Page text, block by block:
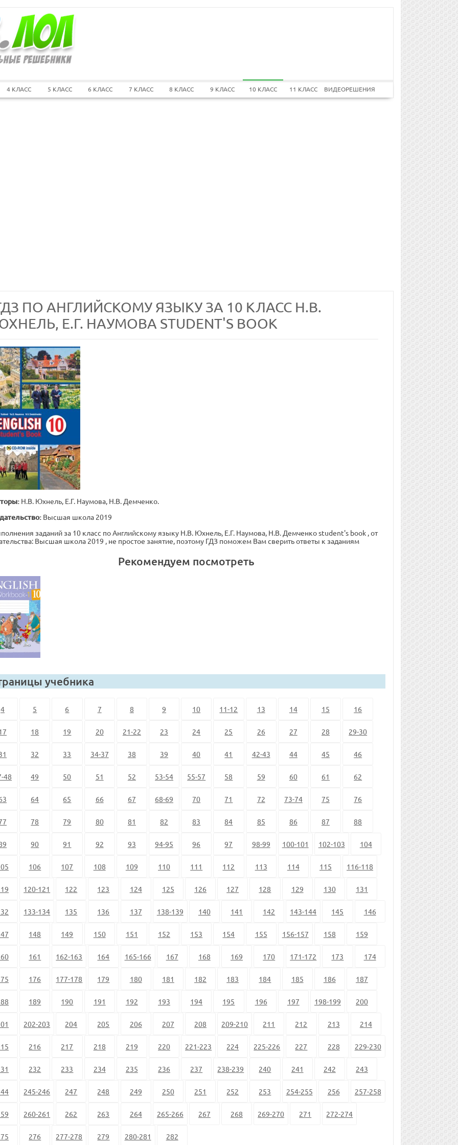
4 КЛАСС 5 КЛАСС 6 КЛАСС 7 КЛАСС 8 КЛАСС 9 КЛАСС 10 КЛАСС 11 КЛАСС ВИДЕОРЕШЕНИЯ
ПО АНГЛИЙСКОМУ ЯЗЫКУ ЗА 10 КЛАСС Н.В.
Е.Г. НАУМОВА STUDENT'S BOOK
Н.В. Юхнель, Е.Г. Наумова, Н.В. Демченко.
Высшая школа 2019
заданий за 10 класс по Английскому языку Н.В. Юхнель, Е.Г. Наумова, Н.В. Демченко student's book , от
Высшая школа 2019 , не простое занятие, поэтому ГДЗ поможем Вам сверить ответы к заданиям
Рекомендуем посмотреть
учебника
4 5 6 7 8 9 10 11-12 13 14 15 16
18 19 20 21-22 23 24 25 26 27 28 29-30
32 33 34-37 38 39 40 41 42-43 44 45 46
48 49 50 51 52 53-54 55-57 58 59 60 61 62
64 65 66 67 68-69 70 71 72 73-74 75 76
78 79 80 81 82 83 84 85 86 87 88
90 91 92 93 94-95 96 97 98-99 100-101 102-103 104
106 107 108 109 110 111 112 113 114 115 116-118
120-121 122 123 124 125 126 127 128 129 130 131
133-134 135 136 137 138-139 140 141 142 143-144 145 146
148 149 150 151 152 153 154 155 156-157 158 159
161 162-163 164 165-166 167 168 169 170 171-172 173 174
176 177-178 179 180 181 182 183 184 185 186 187
189 190 191 192 193 194 195 196 197 198-199 200
202-203 204 205 206 207 208 209-210 211 212 213 214
216 217 218 219 220 221-223 224 225-226 227 228 229-230
232 233 234 235 236 237 238-239 240 241 242 243
245-246 247 248 249 250 251 252 253 254-255 256 257-258
260-261 262 263 264 265-266 267 268 269-270 271 272-274
276 277-278 279 280-281 282